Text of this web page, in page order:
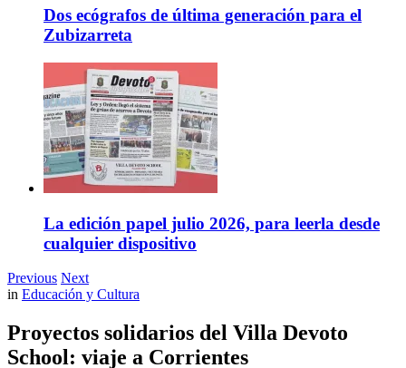
Dos ecógrafos de última generación para el
Zubizarreta
La edición papel julio 2026, para leerla desde
cualquier dispositivo
Previous Next
in Educación y Cultura
Proyectos solidarios del Villa Devoto
School: viaje a Corrientes